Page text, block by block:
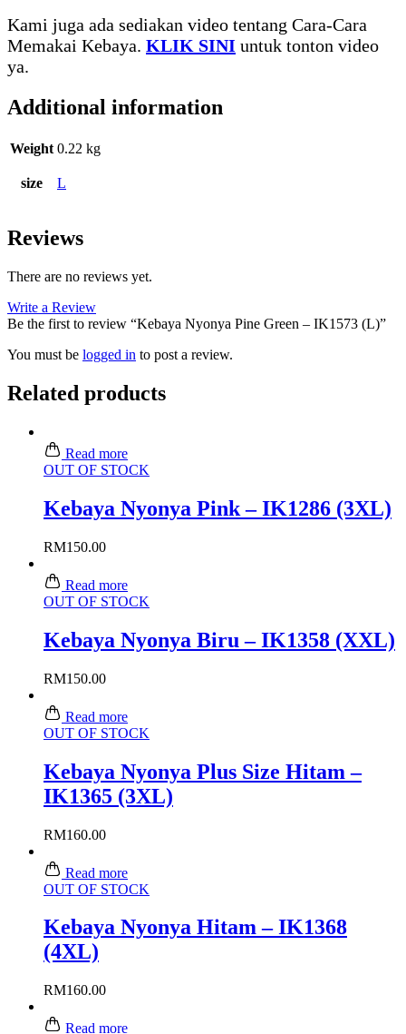
Kami juga ada sediakan video tentang Cara-Cara
Memakai Kebaya. KLIK SINI untuk tonton video
ya.
Additional information
Weight 0.22 kg
size L
Reviews
There are no reviews yet.
Write a Review
Be the first to review “Kebaya Nyonya Pine Green – IK1573 (L)”
You must be logged in to post a review.
Related products
Read more
OUT OF STOCK
Kebaya Nyonya Pink – IK1286 (3XL)
RM150.00
Read more
OUT OF STOCK
Kebaya Nyonya Biru – IK1358 (XXL)
RM150.00
Read more
OUT OF STOCK
Kebaya Nyonya Plus Size Hitam –
IK1365 (3XL)
RM160.00
Read more
OUT OF STOCK
Kebaya Nyonya Hitam – IK1368
(4XL)
RM160.00
Read more